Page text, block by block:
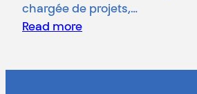
chargée de projets,…
Read more